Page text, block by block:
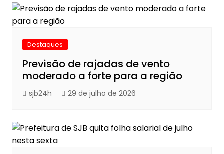
Destaques
Previsão de rajadas de vento
moderado a forte para a região
sjb24h 29 de julho de 2026